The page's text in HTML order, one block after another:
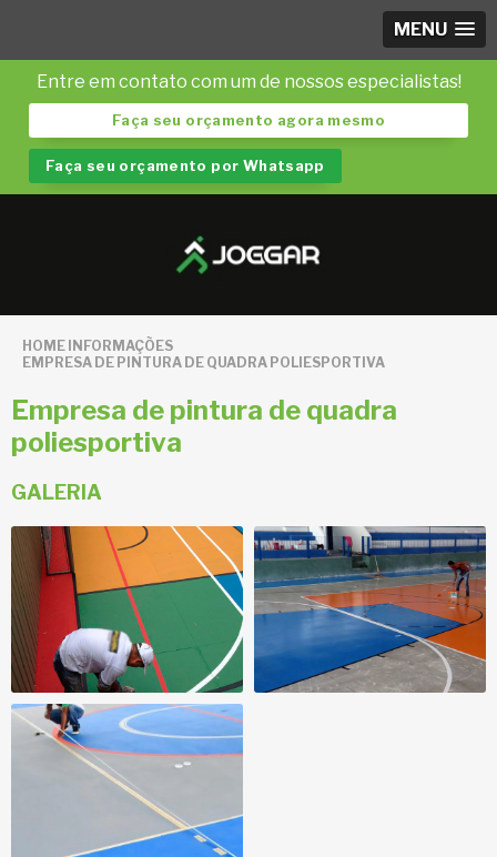
MENU
Entre em contato com um de nossos especialistas!
Faça seu orçamento agora mesmo
Faça seu orçamento por Whatsapp
HOME INFORMAÇÕES
EMPRESA DE PINTURA DE QUADRA POLIESPORTIVA
Empresa de pintura de quadra
poliesportiva
GALERIA